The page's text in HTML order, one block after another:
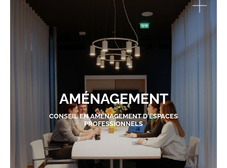
AMÉNAGEMENT
CONSEIL EN AMÉNAGEMENT D'ESPACES
PROFESSIONNELS